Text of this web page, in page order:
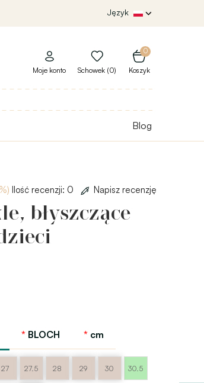
Język
0
Koszyk
Moje konto Schowek (0)
Blog
Ilość recenzji: 0 Napisz recenzję
błyszczące
BLOCH cm
27 27.5 28 29 30 30.5